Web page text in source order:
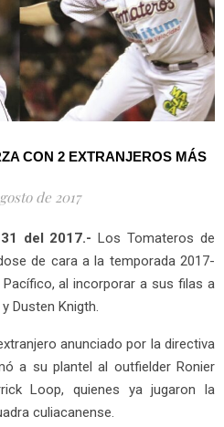
CON 2 EXTRANJEROS MÁS
de 2017
31 del 2017.-Los Tomateros de
de cara a la temporada 2017-
al incorporar a sus filas a
Dusten Knigth.
anunciado por la directiva
a su plantel al outfielder Ronier
Loop, quienes ya jugaron la
culiacanense.